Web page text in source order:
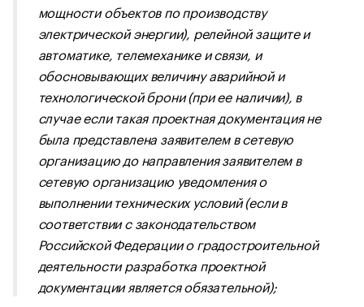
мощности объектов по производству
электрической энергии), релейной защите и
автоматике, телемеханике и связи, и
обосновывающих величину аварийной и
технологической брони (при ее наличии), в
случае если такая проектная документация не
была представлена заявителем в сетевую
организацию до направления заявителем в
сетевую организацию уведомления о
выполнении технических условий (если в
соответствии с законодательством
Российской Федерации о градостроительной
деятельности разработка проектной
документации является обязательной);